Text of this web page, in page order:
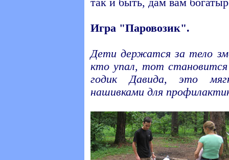
так и быть, дам вам
Игра "Паровозик".
Дети держатся за тело
кто упал, тот
годик Давида, это
нашивками для